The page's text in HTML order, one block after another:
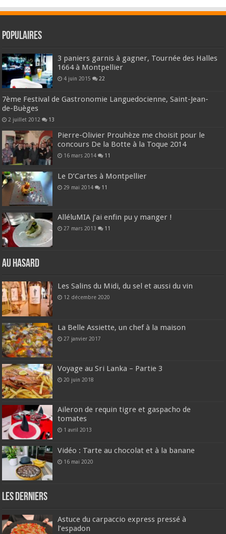
Populaires
3 paniers garnis à gagner, Tournée des Halles
1664 à Montpellier
4 juin 2015 22
7ème Festival de Gastronomie Languedocienne, Saint-Jean-
de-Buèges
2 juillet 2012 13
Pierre-Olivier Prouhèze me choisit pour le
concours De la Botte à la Toque 2014
16 mars 2014 11
Le D’Cartes à Montpellier
29 mai 2014 11
AlléluMIA j’ai enfin pu y manger !
27 mars 2013 11
Au hasard
Les Salins du Midi, du sel et aussi du vin
12 décembre 2020
La Belle Assiette, un chef à la maison
27 janvier 2017
Voyage au Sri Lanka – Partie 3
20 juin 2018
Aileron de requin tigre et gaspacho de
tomates
1 avril 2013
Vidéo : Tarte au chocolat et à la banane
16 mai 2020
Les derniers
Astuce du carpaccio express pressé à
l’espadon